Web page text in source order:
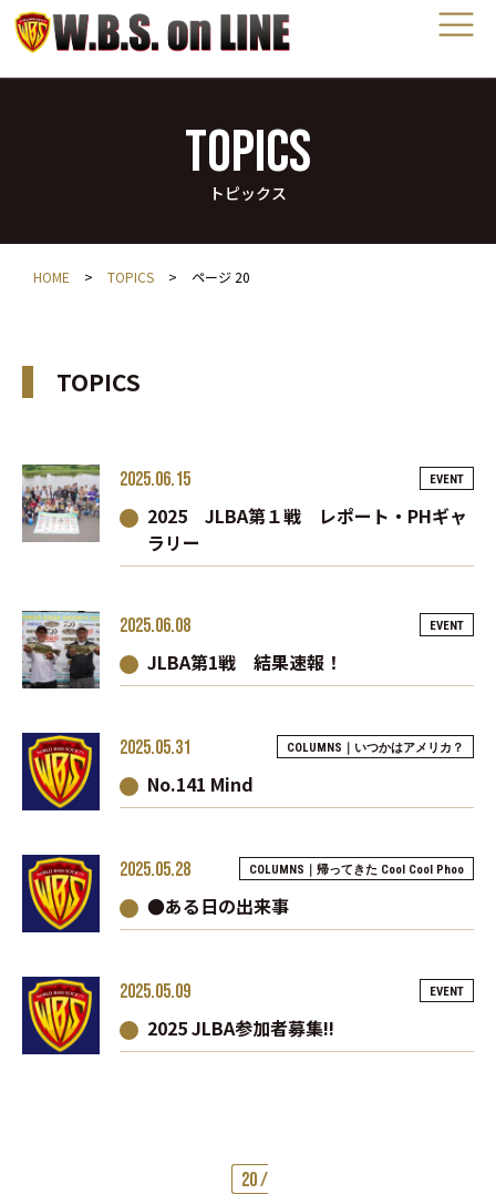
TOPICS
トピックス
HOME > TOPICS > ページ 20
TOPICS
2025.06.15
2025 JLBA第１戦 レポート・PHギャ
ラリー
EVENT
2025.06.08
JLBA第1戦 結果速報！
EVENT
2025.05.31
No.141 Mind
COLUMNS｜いつかはアメリカ？
2025.05.28
●ある日の出来事
COLUMNS｜帰ってきた Cool Cool Phoo
2025.05.09
2025 JLBA参加者募集!!
EVENT
20 /